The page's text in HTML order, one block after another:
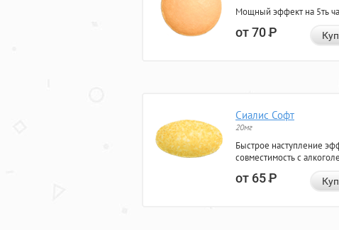
Мощный эффект на 5ть
от 70Р
Сиалис Софт
20мг
Быстрое наступление
совместимость с
от 65Р